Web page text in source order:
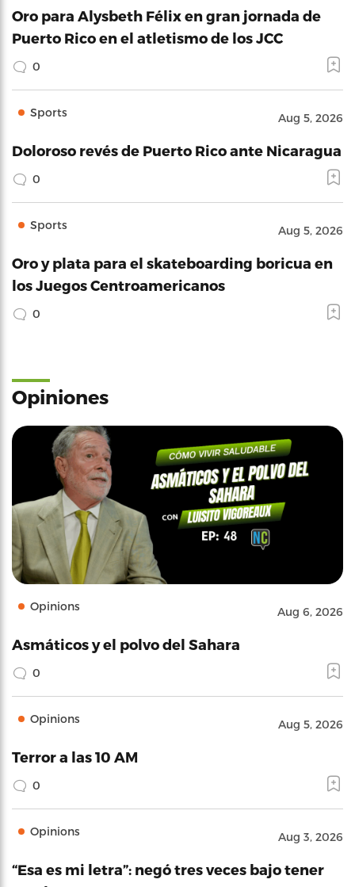
Oro para Alysbeth Félix en gran jornada de
Puerto Rico en el atletismo de los JCC
0
Sports Aug 5, 2026
Doloroso revés de Puerto Rico ante Nicaragua
0
Sports Aug 5, 2026
Oro y plata para el skateboarding boricua en
los Juegos Centroamericanos
0
Opiniones
Opinions Aug 6, 2026
Asmáticos y el polvo del Sahara
0
Opinions Aug 5, 2026
Terror a las 10 AM
0
Opinions Aug 3, 2026
“Esa es mi letra”: negó tres veces bajo tener